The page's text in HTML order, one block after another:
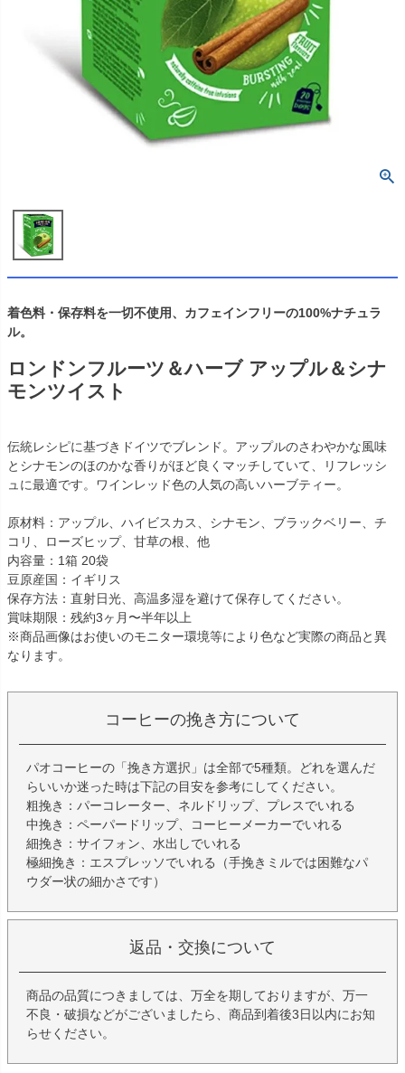
着色料・保存料を一切不使用、カフェインフリーの100%ナチュラ
ル。
ロンドンフルーツ＆ハーブ アップル＆シナ
モンツイスト
伝統レシピに基づきドイツでブレンド。アップルのさわやかな風味
とシナモンのほのかな香りがほど良くマッチしていて、リフレッシ
ュに最適です。ワインレッド色の人気の高いハーブティー。
原材料：アップル、ハイビスカス、シナモン、ブラックベリー、チ
コリ、ローズヒップ、甘草の根、他
内容量：1箱 20袋
豆原産国：イギリス
保存方法：直射日光、高温多湿を避けて保存してください。
賞味期限：残約3ヶ月〜半年以上
※商品画像はお使いのモニター環境等により色など実際の商品と異
なります。
コーヒーの挽き方について
パオコーヒーの「挽き方選択」は全部で5種類。どれを選んだ
らいいか迷った時は下記の目安を参考にしてください。
粗挽き：パーコレーター、ネルドリップ、プレスでいれる
中挽き：ペーパードリップ、コーヒーメーカーでいれる
細挽き：サイフォン、水出しでいれる
極細挽き：エスプレッソでいれる（手挽きミルでは困難なパ
ウダー状の細かさです）
返品・交換について
商品の品質につきましては、万全を期しておりますが、万一
不良・破損などがございましたら、商品到着後3日以内にお知
らせください。